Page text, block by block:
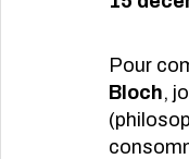
Pour
Bloch,